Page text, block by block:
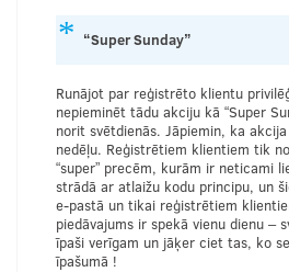
“Super Sunday”
Runājot par reģistrēto klientu
nepieminēt tādu akciju kā “Super
norit svētdienās. Jāpiemin, ka
nedēļu. Reģistrētiem klientiem tik
“super” precēm, kurām ir neticami
strādā ar atlaižu kodu principu, un
e-pastā un tikai reģistrētiem
piedāvajums ir spekā vienu dienu –
īpaši verīgam un jāķer ciet tas, ko
īpašumā !